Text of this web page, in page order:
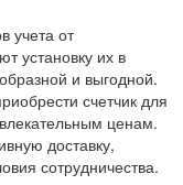
учета от
установку их в
и выгодной.
счетчик для
ценам.
доставку,
сотрудничества.